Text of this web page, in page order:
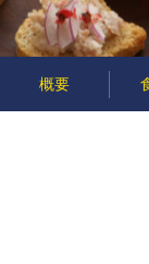
概要